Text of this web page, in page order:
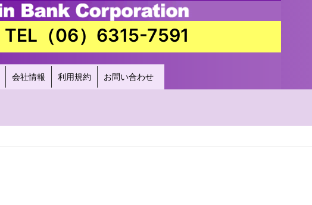
TEL（06）6315-7591
会社情報 利用規約 お問い合わせ